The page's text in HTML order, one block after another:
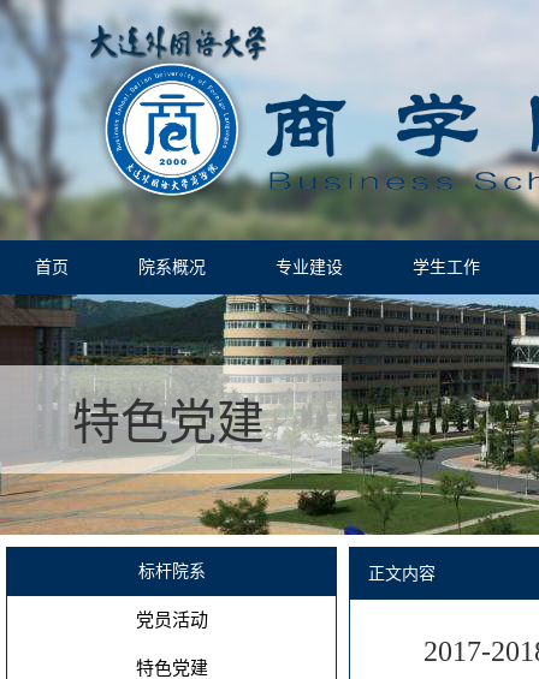
首页 院系概况 专业建设 学生工作
特色党建
标杆院系
党员活动
特色党建
正文内容
2017-